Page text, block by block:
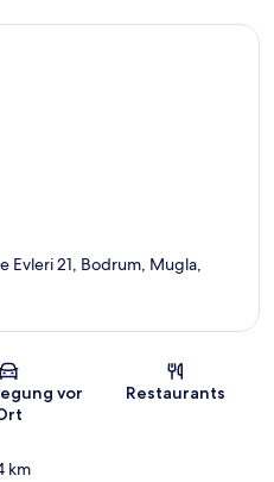
Evleri 21, Bodrum, Mugla,
vor
Restaurants
km